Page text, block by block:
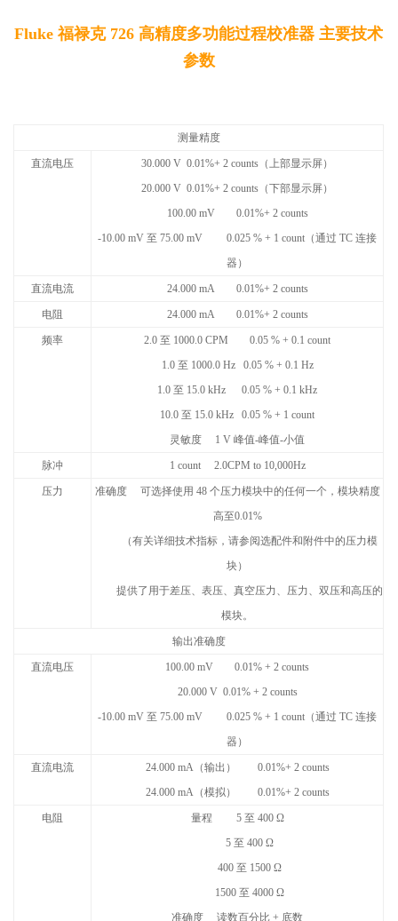
Fluke 福禄克 726 高精度多功能过程校准器 主要技术
参数
测量精度
直流电压 30.000 V 0.01%+ 2 counts （上部显示屏）
20.000 V 0.01%+ 2 counts （下部显示屏）
100.00 mV 0.01%+ 2 counts
-10.00 mV至 75.00 mV 0.025 % + 1 count （通过 TC连接
器）
直流电流 24.000 mA 0.01%+ 2 counts
电阻 24.000 mA 0.01%+ 2 counts
频率 2.0至 1000.0 CPM 0.05 % + 0.1 count
1.0 至 1000.0 Hz 0.05 % + 0.1 Hz
1.0至 15.0 kHz 0.05 % + 0.1 kHz
10.0至 15.0 kHz 0.05 % + 1 count
灵敏度 1 V峰值-峰值-小值
脉冲 1 count 2.0CPM to 10,000Hz
压力 准确度 可选择使用 48 个压力模块中的任何一个，模块精度
高至0.01%
（有关详细技术指标，请参阅选配件和附件中的压力模
块）
提供了用于差压、表压、真空压力、压力、双压和高压的
模块。
输出准确度
直流电压
100.00 mV 0.01% + 2 counts
20.000 V 0.01% + 2 counts
-10.00 mV至 75.00 mV 0.025 % + 1 count （通过 TC连接
器）
直流电流 24.000 mA （输出）
0.01%+ 2 counts
24.000 mA （模拟） 0.01%+ 2 counts
电阻 量程 5 至 400 Ω
5 至 400 Ω
400 至 1500 Ω
1500 至 4000 Ω
准确度
读数百分比 + 底数